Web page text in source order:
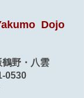
Dojo
野・八雲